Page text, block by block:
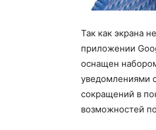
Так как экрана
приложении
оснащен
уведомлениями
сокращений в
возможностей